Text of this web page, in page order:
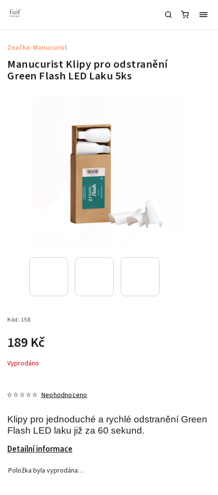
Manucurist Klipy pro odstranění
Green Flash LED Laku 5ks
Kód: 158
189 Kč
Vyprodáno
Neohodnoceno
Klipy pro jednoduché a rychlé odstranění Green
Flash LED laku již za 60 sekund.
Detailní informace
Značka: Manucurist
Položka byla vyprodána…